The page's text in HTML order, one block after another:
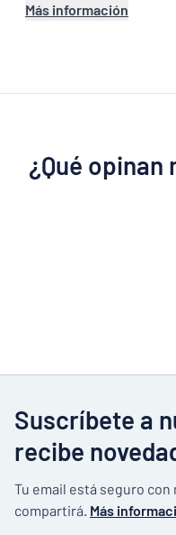
Más información
¿Qué
Suscríbete a
recibe
Tu email está seguro con
compartirá. Más